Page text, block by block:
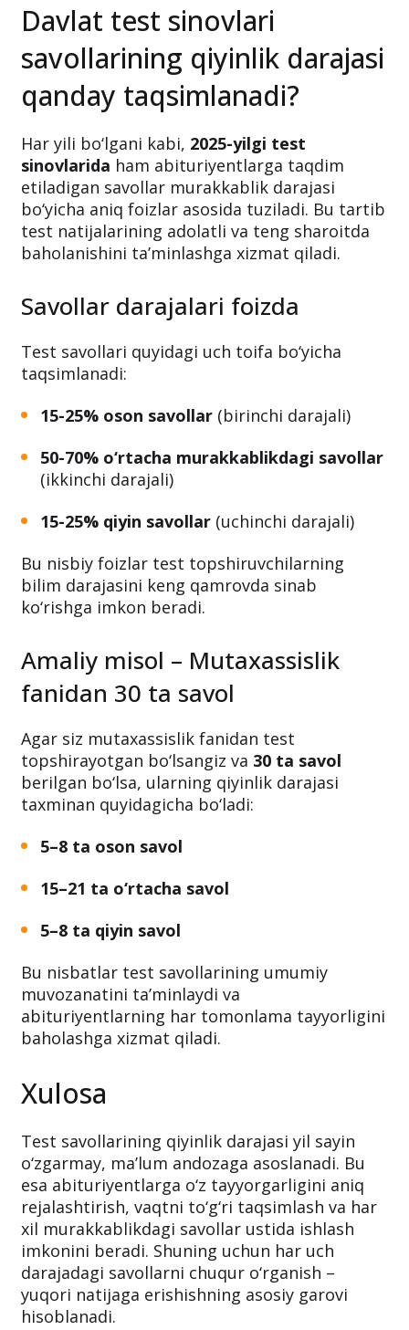
Davlat test sinovlari
savollarining qiyinlik darajasi
qanday taqsimlanadi?
Har yili bo‘lgani kabi, 2025-yilgi test
sinovlarida ham abituriyentlarga taqdim
etiladigan savollar murakkablik darajasi
bo‘yicha aniq foizlar asosida tuziladi. Bu tartib
test natijalarining adolatli va teng sharoitda
baholanishini ta’minlashga xizmat qiladi.
Savollar darajalari foizda
Test savollari quyidagi uch toifa bo‘yicha
taqsimlanadi:
15-25% oson savollar (birinchi darajali)
50-70% o‘rtacha murakkablikdagi savollar
(ikkinchi darajali)
15-25% qiyin savollar (uchinchi darajali)
Bu nisbiy foizlar test topshiruvchilarning
bilim darajasini keng qamrovda sinab
ko‘rishga imkon beradi.
Amaliy misol – Mutaxassislik
fanidan 30 ta savol
Agar siz mutaxassislik fanidan test
topshirayotgan bo‘lsangiz va 30 ta savol
berilgan bo‘lsa, ularning qiyinlik darajasi
taxminan quyidagicha bo‘ladi:
5–8 ta oson savol
15–21 ta o‘rtacha savol
5–8 ta qiyin savol
Bu nisbatlar test savollarining umumiy
muvozanatini ta’minlaydi va
abituriyentlarning har tomonlama tayyorligini
baholashga xizmat qiladi.
Xulosa
Test savollarining qiyinlik darajasi yil sayin
o‘zgarmay, ma’lum andozaga asoslanadi. Bu
esa abituriyentlarga o‘z tayyorgarligini aniq
rejalashtirish, vaqtni to‘g‘ri taqsimlash va har
xil murakkablikdagi savollar ustida ishlash
imkonini beradi. Shuning uchun har uch
darajadagi savollarni chuqur o‘rganish –
yuqori natijaga erishishning asosiy garovi
hisoblanadi.